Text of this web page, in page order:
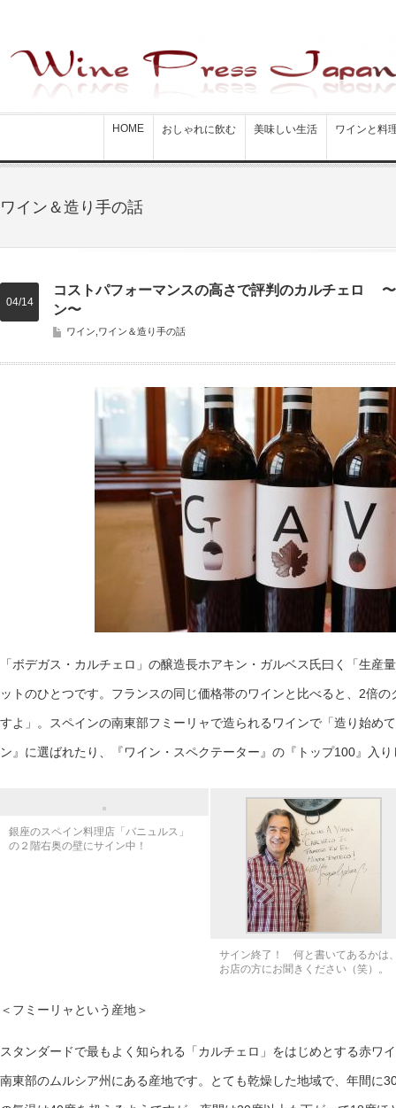
HOME おしゃれに飲む 美味しい生活 ワインと料
ワイン＆造り手の話
コストパフォーマンスの高さで評判のカルチェロ
ン〜
ワイン ワイン＆造り手の話
04/14
「ボデガス・カルチェロ」の醸造長ホアキン・ガルベス氏曰く「生産
ットのひとつです。フランスの同じ価格帯のワインと比べると、2倍
すよ」。スペインの南東部フミーリャで造られるワインで「造り始め
ン』に選ばれたり、『ワイン・スペクテーター』の『トップ100』入
銀座のスペイン料理店「バニュルス」
の２階右奥の壁にサイン中！
サイン終了！ 何と書いてあるかは
お店の方にお聞きください（笑）。
＜フミーリャという産地＞
スタンダードで最もよく知られる「カルチェロ」をはじめとする赤ワ
南東部のムルシア州にある産地です。とても乾燥した地域で、年間に